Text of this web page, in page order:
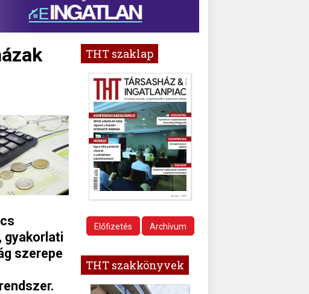
gyakorlati
szerepe
THT szaklap
Előfizetés Archívum
THT szakkönyvek